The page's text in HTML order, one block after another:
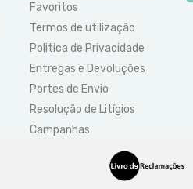
Favoritos
Termos de utilização
Politica de Privacidade
Entregas e Devoluções
Portes de Envio
Resolução de Litígios
Campanhas